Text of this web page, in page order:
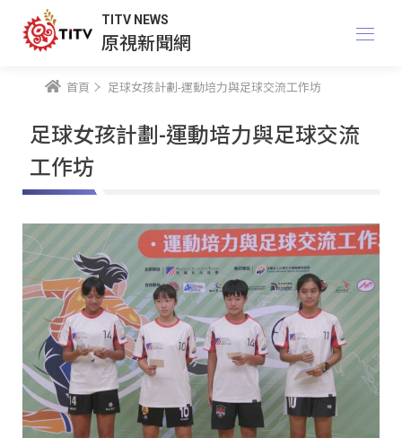
TITV NEWS
原視新聞網
首頁 足球女孩計劃-運動培力與足球交流工作坊
足球女孩計劃-運動培力與足球交流
工作坊